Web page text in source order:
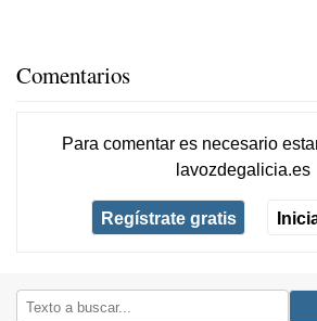
Comentarios
Para comentar es necesario
lavozdegalicia.es
Regístrate gratis